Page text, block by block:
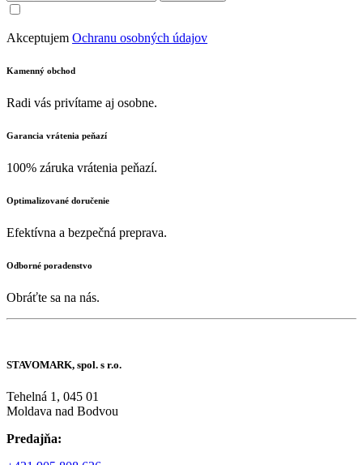
Akceptujem Ochranu osobných údajov
Kamenný obchod
Radi vás privítame aj osobne.
Garancia vrátenia peňazí
100% záruka vrátenia peňazí.
Optimalizované doručenie
Efektívna a bezpečná preprava.
Odborné poradenstvo
Obráťte sa na nás.
STAVOMARK, spol. s r.o.
Tehelná 1, 045 01
Moldava nad Bodvou
Predajňa: